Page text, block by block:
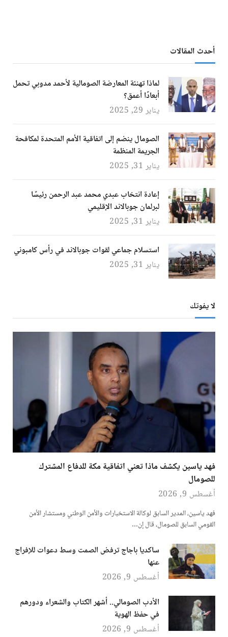
أحدث المقالات
لماذا تهنئة المعارضة الصومالية لأحمد مدوبي تحمل
أبعادًا أعمق؟
يناير 29, 2025
الصومال ينضم إلى اتفاقية الأمم المتحدة لمكافحة
الجريمة المنظمة
يناير 31, 2025
إعادة انتخاب عبدي محمد عبد الرحمن رئيسًا
لبرلمان جوبالاند الإقليمي
يناير 31, 2025
استسلام جماعي لقوات جوبالاند في رأس كامبوني
يناير 31, 2025
لا يفوتك
فهد ياسين يكشف ماذا تعني اتفاقية مكة للدفاع المشترك
للصومال
أغسطس 9, 2026
فهد ياسين، المدير السابق لوكالة الاستخبارات والأمن الوطني ومستشار الأمن
القومي السابق للصومال، قال إن…
ساكديا باجاج ترفض الصمت وسط دعوات للإفراج
عنها
أغسطس 9, 2026
الأدب الصومالي.. أشهر الكتاب والشعراء ودورهم
في حفظ الهوية
أغسطس 9, 2026